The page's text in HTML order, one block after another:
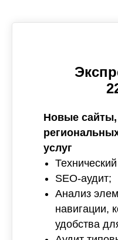
Новые
услуг
SEO-аудит;
Анализ
навигации,
удобства